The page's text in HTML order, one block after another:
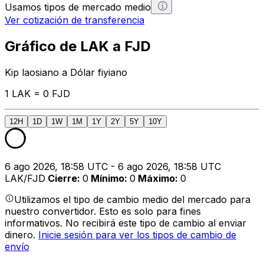
Usamos tipos de mercado medio
Ver cotización de transferencia
Gráfico de LAK a FJD
Kip laosiano a Dólar fiyiano
1 LAK = 0 FJD
12H 1D 1W 1M 1Y 2Y 5Y 10Y
6 ago 2026, 18:58 UTC - 6 ago 2026, 18:58 UTC
LAK/FJD Cierre: 0 Mínimo: 0 Máximo: 0
Utilizamos el tipo de cambio medio del mercado para
nuestro convertidor. Esto es solo para fines
informativos. No recibirá este tipo de cambio al enviar
dinero. Inicie sesión para ver los tipos de cambio de
envío